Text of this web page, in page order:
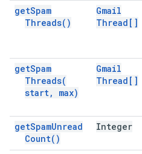
getSpam
Threads( )
Gmail
Thread[]
getSpam
Threads(
start, max)
Gmail
Thread[]
getSpamUnread
Count( )
Integer